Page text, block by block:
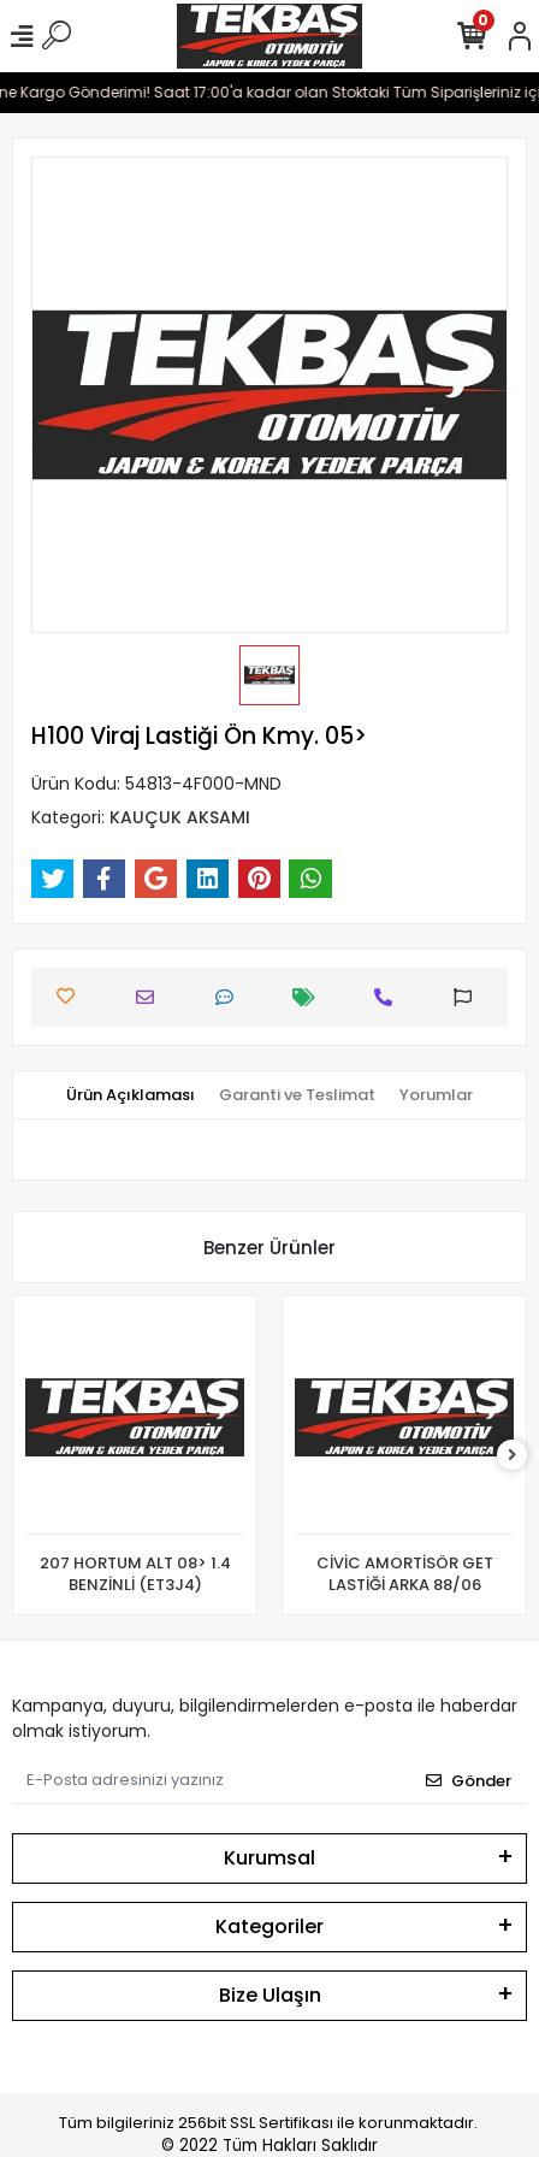
Kargo Gönderimi! Saat 17:00'a kadar olan Stoktaki Tüm Siparişleriniz
0
H100 Viraj Lastiği Ön Kmy. 05>
Ürün Kodu: 54813-4F000-MND
Kategori: KAUÇUK AKSAMI
Ürün Açıklaması Garanti ve Teslimat Yorumlar
Benzer Ürünler
207 HORTUM ALT 08> 1.4
BENZİNLİ (ET3J4)
CİVİC AMORTİSÖR GET
LASTİĞİ ARKA 88/06
Kampanya, duyuru, bilgilendirmelerden e-posta ile haberdar
olmak istiyorum.
Gönder
Kurumsal
Kategoriler
Bize Ulaşın
Tüm bilgileriniz 256bit SSL Sertifikası ile korunmaktadır.
© 2022 Tüm Hakları Saklıdır